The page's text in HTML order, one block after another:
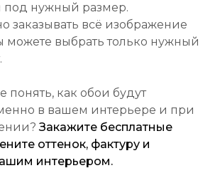
под нужный размер.
заказывать всё изображение
выбрать только нужный
понять, как обои будут
в вашем интерьере и при
Закажите бесплатные
оттенок, фактуру и
интерьером.